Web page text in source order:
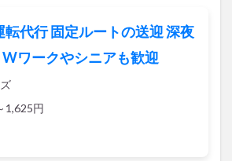
転代行 固定ルートの送迎 深夜
ワークやシニアも歓迎
1,625円
ジャークチキン
スイーツ
クトショップ
ソフトクリーム
ハロウィン